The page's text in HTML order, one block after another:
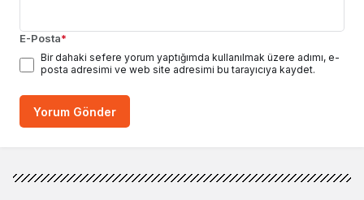
E-Posta*
Bir dahaki sefere yorum yaptığımda kullanılmak üzere adımı, e-
posta adresimi ve web site adresimi bu tarayıcıya kaydet.
Yorum Gönder